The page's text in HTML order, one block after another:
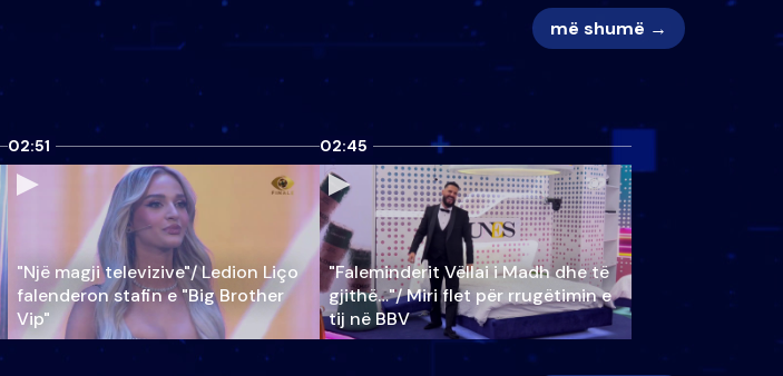
më shumë →
02:51
"Një magji televizive"/ Ledion Liço
falenderon stafin e "Big Brother
Vip"
02:45
"Faleminderit Vëllai i Madh dhe të
gjithë…"/ Miri flet për rrugëtimin e
tij në BBV